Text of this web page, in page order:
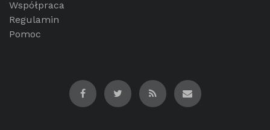
Współpraca
Regulamin
Pomoc